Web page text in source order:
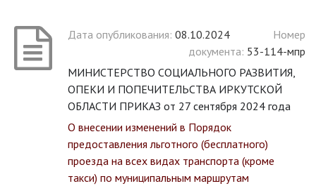
Дата опубликования: 08.10.2024
Номер
документа: 53-114-мпр
МИНИСТЕРСТВО СОЦИАЛЬНОГО РАЗВИТИЯ,
ОПЕКИ И ПОПЕЧИТЕЛЬСТВА ИРКУТСКОЙ
ОБЛАСТИ ПРИКАЗ от 27 сентября 2024 года
О внесении изменений в Порядок
предоставления льготного (бесплатного)
проезда на всех видах транспорта (кроме
такси) по муниципальным маршрутам